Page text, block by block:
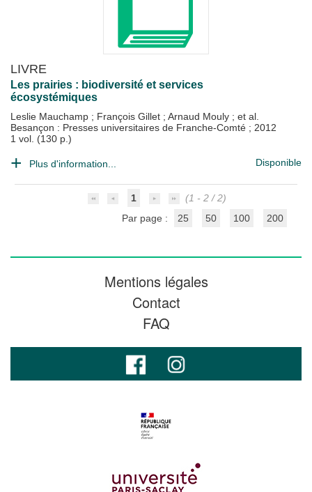
LIVRE
Les prairies : biodiversité et services
écosystémiques
Leslie Mauchamp ; François Gillet ; Arnaud Mouly ; et al.
Besançon : Presses universitaires de Franche-Comté ; 2012
1 vol. (130 p.)
Plus d'information... Disponible
1
(1 - 2 / 2)
Par page :
25 50 100 200
Mentions légales
Contact
FAQ